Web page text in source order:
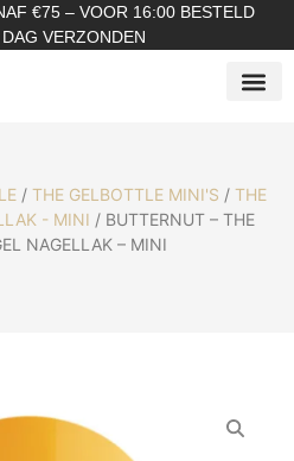
€75 – VOOR 16:00 BESTELD
VERZONDEN
/ THE GELBOTTLE MINI'S / THE
- MINI / BUTTERNUT – THE
NAGELLAK – MINI